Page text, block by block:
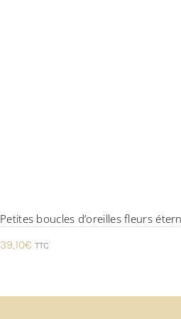
Petites boucles d’oreilles fleurs
39,10€ TTC